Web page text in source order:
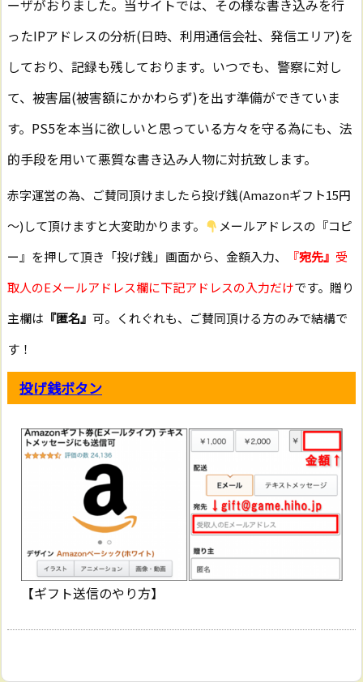
ーザがおりました。当サイトでは、その様な書き込みを行
ったIPアドレスの分析(日時、利用通信会社、発信エリア)を
しており、記録も残しております。いつでも、警察に対し
て、被害届(被害額にかかわらず)を出す準備ができていま
す。PS5を本当に欲しいと思っている方々を守る為にも、法
的手段を用いて悪質な書き込み人物に対抗致します。
赤字運営の為、ご賛同頂けましたら投げ銭(Amazonギフト15円
～)して頂けますと大変助かります。
メールアドレスの『コピ
ー』を押して頂き「投げ銭」画面から、金額入力、
『宛先』 受
取人のEメールアドレス欄に下記アドレスの入力だけです。贈り
主欄は 『匿名』 可。くれぐれも、ご賛同頂ける方のみで結構で
す！
投げ銭ボタン
【ギフト送信のやり方】